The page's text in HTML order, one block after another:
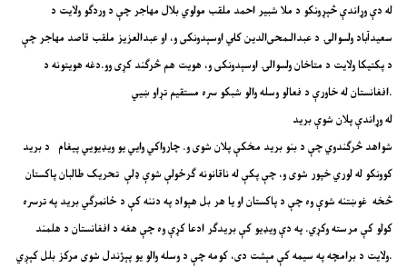
له دې وړاندې څېړونکو د ملا شبیر احمد ملقب مولوي بلال مهاجر چې د وردګو ولایت د
سعیدآباد ولسوالۍ د عبدالـمحی‌الدین کلي اوسېدونکی و، او عبدالعزیز ملقب قاصد مهاجر چې
د پکتیکا ولایت د متاخان ولسوالۍ اوسېدونکی و، هویت هم څرګند کړی وو.دغه هویتونه د
افغانستان له خاورې د فعالو وسله والو شبکو سره مستقیم تړاو ښيي.
له وړاندې پلان شوې برید
شواهد څرګندوي چې د بنو برید مخکې پلان شوی و. چارواکي وايي یوویډیويي پیغام د برید
کوونکو له لوري خپور شوی و، چې پکې له ناقانونه ګرځولې شوې ډلې تحریک طالبان پاکستان
څخه غوښتنه شوې وه چې د پاکستان او یا هر بل هېواد په دننه کې د ځانمرګي برید په ترسره
کولو کې مرسته وکړي. په دې ویډیو کې بریدګر ادعا کړې وه چې هغه د افغانستان د هلمند
ولایت دبرامچه
په سیمه کې مېشت دی، کومه چې د وسله والو یو پېژندل شوی مرکز بلل کېږي.